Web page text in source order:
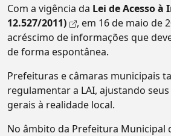
Com a vigência da Lei de Acesso à
12.527/2011)
, em 16 de maio de
acréscimo de informações que
de forma espontânea.
Prefeituras e câmaras municipais
regulamentar a LAI, ajustando
gerais à realidade local.
No âmbito da Prefeitura Municipal